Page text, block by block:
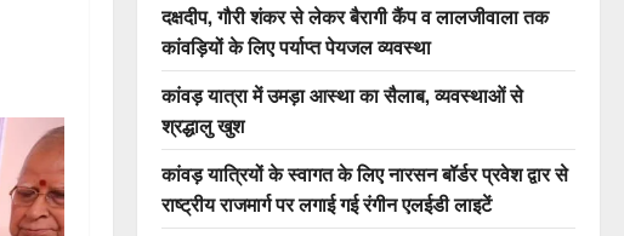
दक्षदीप, गौरी शंकर से लेकर बैरागी कैंप व लालजीवाला तक
कांवड़ियों के लिए पर्याप्त पेयजल व्यवस्था
कांवड़ यात्रा में उमड़ा आस्था का सैलाब, व्यवस्थाओं से
श्रद्धालु खुश
कांवड़ यात्रियों के स्वागत के लिए नारसन बॉर्डर प्रवेश द्वार से
राष्ट्रीय राजमार्ग पर लगाई गई रंगीन एलईडी लाइटें